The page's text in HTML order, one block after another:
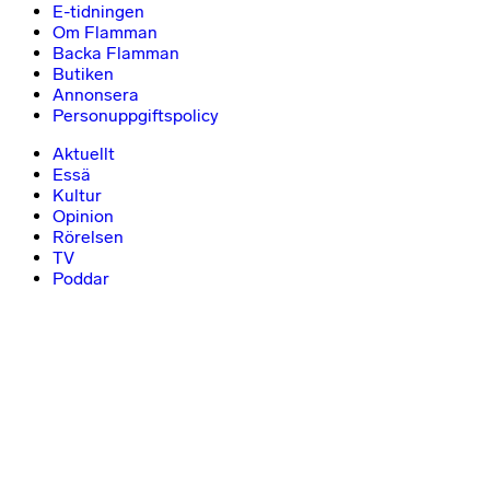
E-tidningen
Om Flamman
Backa Flamman
Butiken
Annonsera
Personuppgiftspolicy
Aktuellt
Essä
Kultur
Opinion
Rörelsen
TV
Poddar